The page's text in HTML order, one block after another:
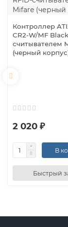
Контроллер
CR2-W/MF
считывателем
(черный
2 020 ₽
В
Быстрый